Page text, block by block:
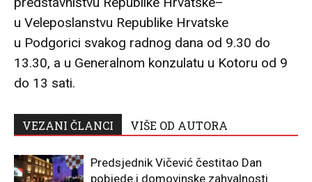
u Veleposlanstvu Republike Hrvatske
u Podgorici svakog radnog dana od 9.30 do
13.30, a u Generalnom konzulatu u Kotoru od 9
do 13 sati.
VEZANI ČLANCI VIŠE OD AUTORA
Predsjednik Vičević čestitao Dan
pobjede i domovinske zahvalnosti